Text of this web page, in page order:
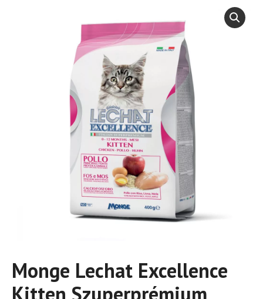
Monge Lechat Excellence
Kitten Szuperprémium